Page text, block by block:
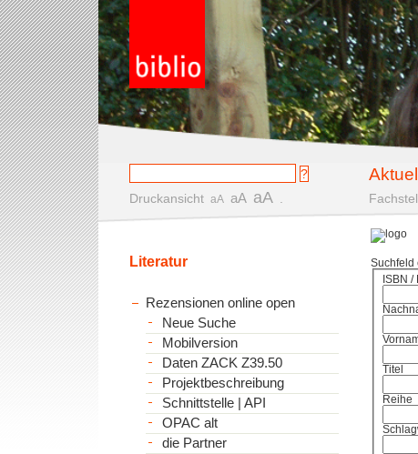
Druckansicht aA aA aA
Suchfeld
ISBN /
Titel
Reihe
Literatur
Rezensionen online open
Neue Suche
Mobilversion
Daten ZACK Z39.50
Projektbeschreibung
Schnittstelle | API
OPAC alt
die Partner